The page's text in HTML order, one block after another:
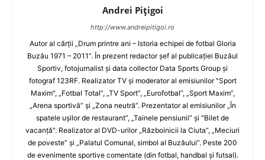
Andrei Pițigoi
http://www.andreipitigoi.ro
Autor al cărţii „Drum printre ani – Istoria echipei de fotbal Gloria
Buzău 1971 – 2011”. În prezent redactor şef al publicaţiei Buzăul
Sportiv, fotojurnalist şi data collector Data Sports Group şi
fotograf 123RF. Realizator TV şi moderator al emisiunilor "Sport
Maxim", „Fotbal Total”, „TV Sport”, „Eurofotbal”, „Sport Maxim”,
„Arena sportivă” şi „Zona neutră”. Prezentator al emisiunilor „În
spatele uşilor de restaurant”, „Tainele pensiunii” şi "Bilet de
vacanţă". Realizator al DVD-urilor „Războinicii la Ciuta”, „Meciuri
de poveste” şi „Palatul Comunal, simbol al Buzăului”. Peste 200
de evenimente sportive comentate (din fotbal, handbal şi futsal).